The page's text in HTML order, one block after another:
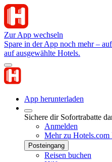
Zur App wechseln
Spare in der App noch mehr –
auf ausgewählte Hotels.
App herunterladen
Sichere dir Sofortrabatte
Anmelden
Mehr zu Hotels.com
Posteingang
Reisen buchen